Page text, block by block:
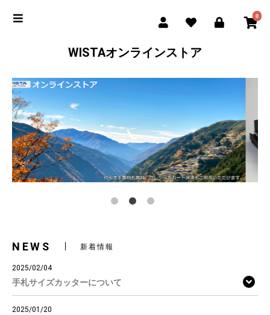
0
WISTAオンラインストア
NEWS 新着情報
2025/02/04
手札サイズカッターについて
2025/01/20